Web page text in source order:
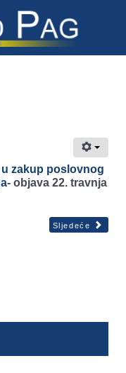
u zakup poslovnog
- objava 22. travnja
Sljedeće